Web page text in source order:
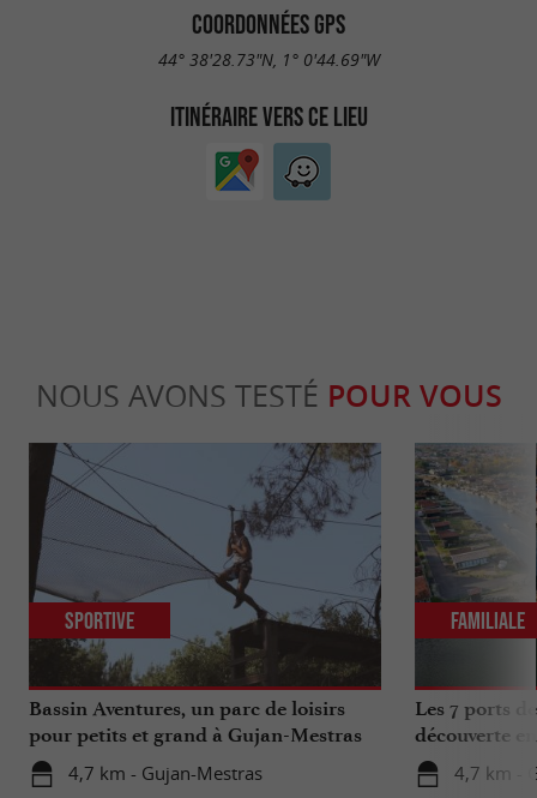
COORDONNÉES GPS
44° 38'28.73"N, 1° 0'44.69"W
ITINÉRAIRE VERS CE LIEU
NOUS AVONS TESTÉ POUR VOUS
Bassin Aventures, un parc de loisirs
pour petits et grand à Gujan-Mestras
4,7 km - Gujan-Mestras
Sportive
Les 7 ports
découverte
4,7 km -
Familiale